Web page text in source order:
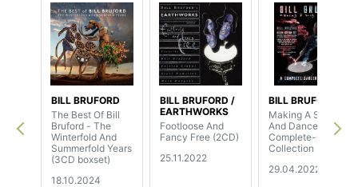
BILL BRUFORD
The Best Of Bill
Bruford - The
Winterfold And
Summerfold Years
(3CD boxset)
18.10.2024
BILL BRUFORD /
EARTHWORKS
Footloose And
Fancy Free (2CD)
25.11.2022
BILL BRUFORD
Making A Song
And Dance: A
Complete-Career
Collection (6CD)
29.04.2022